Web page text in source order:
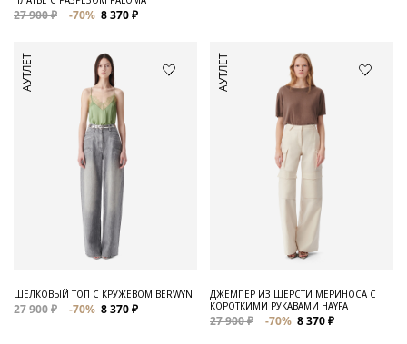
27 900 ₽ -70% 8 370 ₽
АУТЛЕТ
ШЕЛКОВЫЙ ТОП С КРУЖЕВОМ BERWYN
27 900 ₽ -70% 8 370 ₽
АУТЛЕТ
ДЖЕМПЕР ИЗ ШЕРСТИ МЕРИНОСА С
КОРОТКИМИ РУКАВАМИ HAYFA
27 900 ₽ -70% 8 370 ₽